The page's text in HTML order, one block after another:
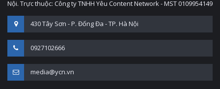
Nội. Trực thuộc: Công ty TNHH Yêu Content Network - MST 0109954149
430 Tây Sơn - P. Đống Đa - TP. Hà Nội
0927102666
media@ycn.vn